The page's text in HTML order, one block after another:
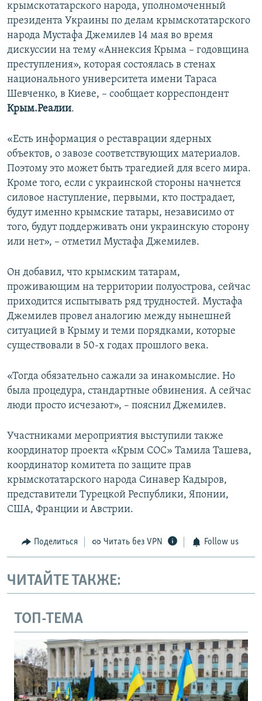
крымскотатарского народа, уполномоченный
президента Украины по делам крымскотатарского
народа Мустафа Джемилев 14 мая во время
дискуссии на тему «Аннексия Крыма – годовщина
преступления», которая состоялась в стенах
национального университета имени Тараса
Шевченко, в Киеве, – сообщает корреспондент
Крым.Реалии.
«Есть информация о реставрации ядерных
объектов, о завозе соответствующих материалов.
Поэтому это может быть трагедией для всего мира.
Кроме того, если с украинской стороны начнется
силовое наступление, первыми, кто пострадает,
будут именно крымские татары, независимо от
того, будут поддерживать они украинскую сторону
или нет», – отметил Мустафа Джемилев.
Он добавил, что крымским татарам,
проживающим на территории полуострова, сейчас
приходится испытывать ряд трудностей. Мустафа
Джемилев провел аналогию между нынешней
ситуацией в Крыму и теми порядками, которые
существовали в 50-х годах прошлого века.
«Тогда обязательно сажали за инакомыслие. Но
была процедура, стандартные обвинения. А сейчас
люди просто исчезают», – пояснил Джемилев.
Участниками мероприятия выступили также
координатор проекта «Крым СОС» Тамила Ташева,
координатор комитета по защите прав
крымскотатарского народа Синавер Кадыров,
представители Турецкой Республики, Японии,
США, Франции и Австрии.
Поделиться Читать без VPN Follow us
ЧИТАЙТЕ ТАКЖЕ:
ТОП-ТЕМА